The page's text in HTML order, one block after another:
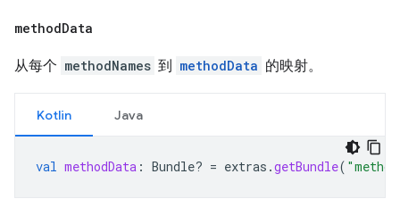
methodData
从每个 methodNames 到 methodData 的映射。
Kotlin Java
val methodData : Bundle? = extras .getBundle(